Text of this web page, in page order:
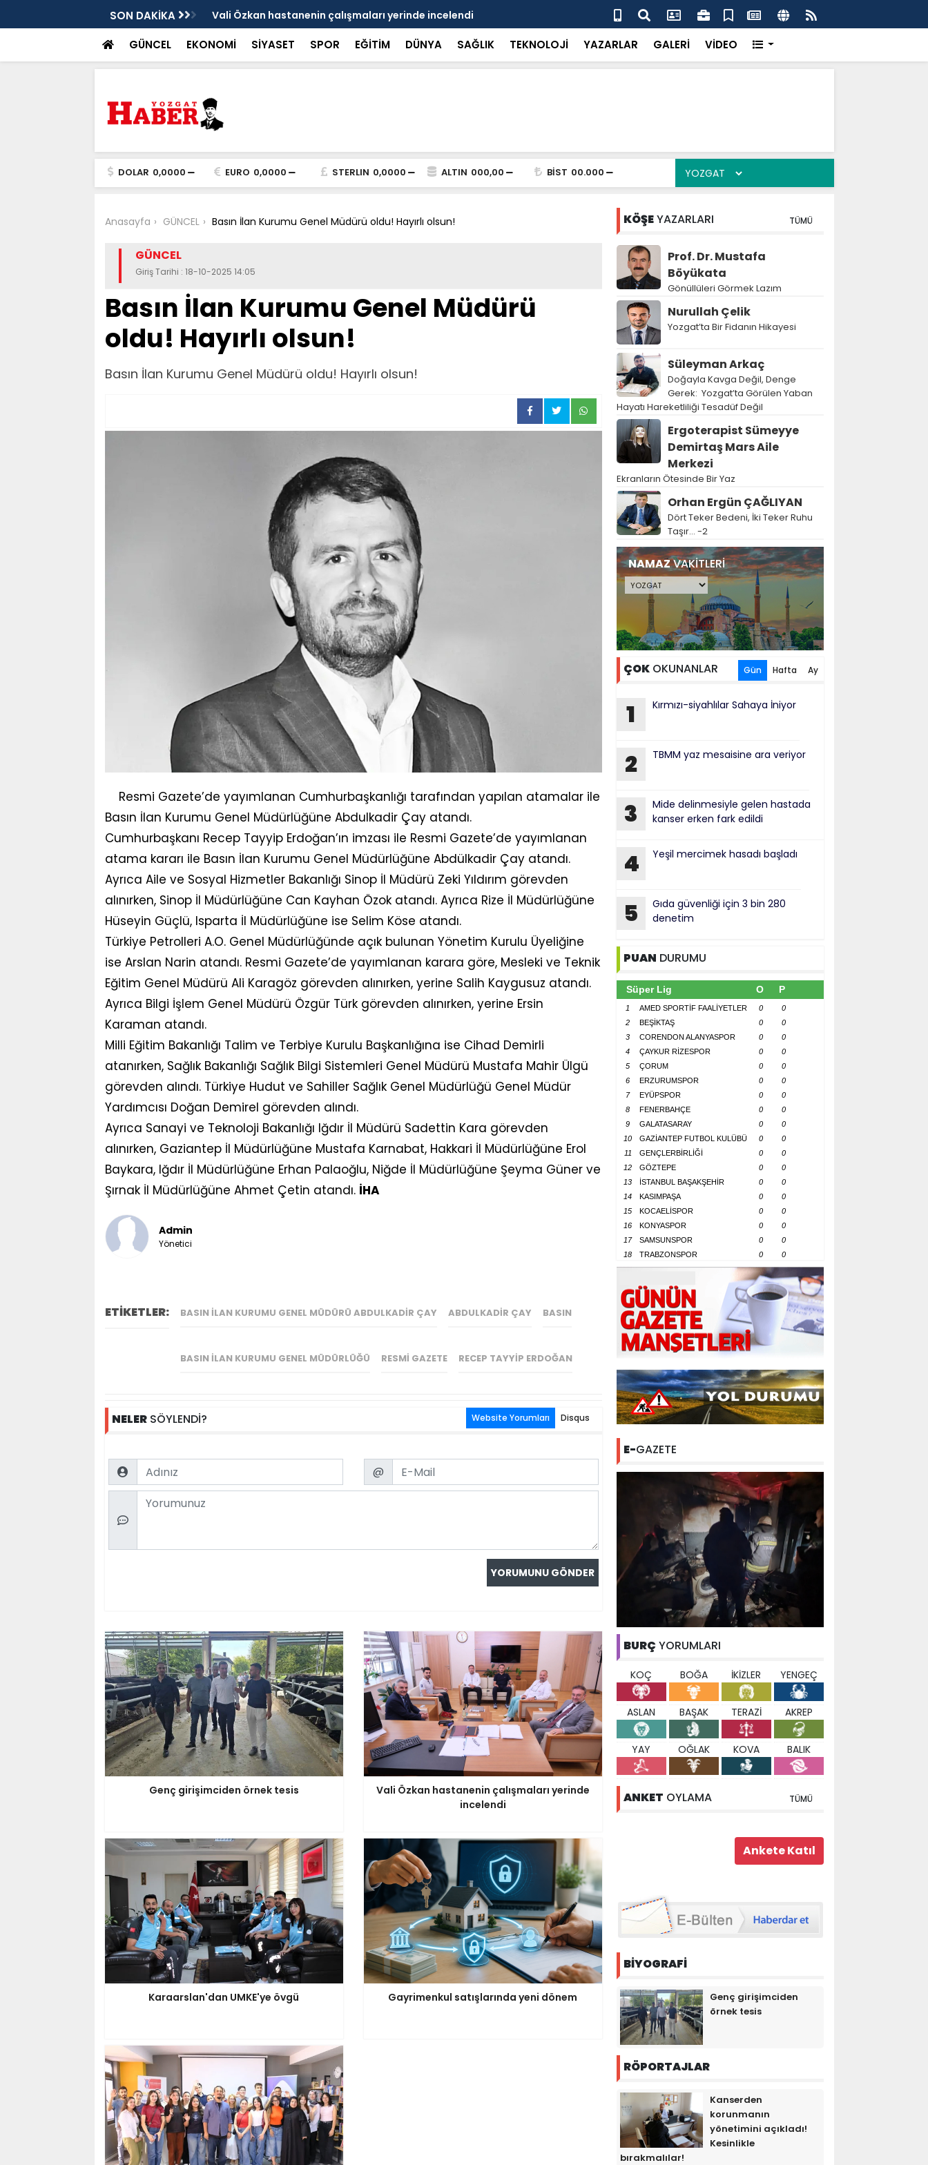
SON DAKİKA Vali Özkan hastanenin çalışmaları yerinde incelendi Karaarslan'dan UMKE'ye övgü
GÜNCEL EKONOMİ SİYASET SPOR EĞİTİM DÜNYA SAĞLIK TEKNOLOJİ YAZARLAR GALERİ VİDEO
DOLAR 0,0000 EURO 0,0000 STERLIN 0,0000 ALTIN 000,00 BİST 00.000
Anasayfa GÜNCEL Basın İlan Kurumu Genel Müdürü oldu! Hayırlı olsun!
GÜNCEL
Giriş Tarihi : 18-10-2025 14:05
Basın İlan Kurumu Genel Müdürü
oldu! Hayırlı olsun!
Basın İlan Kurumu Genel Müdürü oldu! Hayırlı olsun!
Resmi Gazete’de yayımlanan Cumhurbaşkanlığı tarafından yapılan atamalar ile
Basın İlan Kurumu Genel Müdürlüğüne Abdulkadir Çay atandı.
Cumhurbaşkanı Recep Tayyip Erdoğan’ın imzası ile Resmi Gazete’de yayımlanan
atama kararı ile Basın İlan Kurumu Genel Müdürlüğüne Abdülkadir Çay atandı.
Ayrıca Aile ve Sosyal Hizmetler Bakanlığı Sinop İl Müdürü Zeki Yıldırım görevden
alınırken, Sinop İl Müdürlüğüne Can Kayhan Özok atandı. Ayrıca Rize İl Müdürlüğüne
Hüseyin Güçlü, Isparta İl Müdürlüğüne ise Selim Köse atandı.
Türkiye Petrolleri A.O. Genel Müdürlüğünde açık bulunan Yönetim Kurulu Üyeliğine
ise Arslan Narin atandı. Resmi Gazete’de yayımlanan karara göre, Mesleki ve Teknik
Eğitim Genel Müdürü Ali Karagöz görevden alınırken, yerine Salih Kaygusuz atandı.
Ayrıca Bilgi İşlem Genel Müdürü Özgür Türk görevden alınırken, yerine Ersin
Karaman atandı.
Milli Eğitim Bakanlığı Talim ve Terbiye Kurulu Başkanlığına ise Cihad Demirli
atanırken, Sağlık Bakanlığı Sağlık Bilgi Sistemleri Genel Müdürü Mustafa Mahir Ülgü
görevden alındı. Türkiye Hudut ve Sahiller Sağlık Genel Müdürlüğü Genel Müdür
Yardımcısı Doğan Demirel görevden alındı.
Ayrıca Sanayi ve Teknoloji Bakanlığı Iğdır İl Müdürü Sadettin Kara görevden
alınırken, Gaziantep İl Müdürlüğüne Mustafa Karnabat, Hakkari İl Müdürlüğüne Erol
Baykara, Iğdır İl Müdürlüğüne Erhan Palaoğlu, Niğde İl Müdürlüğüne Şeyma Güner ve
Şırnak İl Müdürlüğüne Ahmet Çetin atandı. İHA
Admin
Yönetici
ETİKETLER: BASIN İLAN KURUMU GENEL MÜDÜRÜ ABDULKADIR ÇAY ABDULKADIR ÇAY BASIN
BASIN İLAN KURUMU GENEL MÜDÜRLÜĞÜ RESMI GAZETE RECEP TAYYIP ERDOĞAN
NELERSÖYLENDİ? Website Yorumları Disqus
Name Email
@
Comment
Genç girişimciden örnek tesis
Vali Özkan hastanenin çalışmaları yerinde
incelendi
Karaarslan'dan UMKE'ye övgü Gayrimenkul satışlarında yeni dönem
KÖŞEYAZARLARI TÜMÜ
Prof. Dr. Mustafa
Böyükata
Gönüllüleri Görmek Lazım
Nurullah Çelik
Yozgat’ta Bir Fidanın Hikayesi
Süleyman Arkaç
Doğayla Kavga Değil, Denge
Gerek: Yozgat’ta Görülen Yaban
Hayatı Hareketliliği Tesadüf Değil
Ergoterapist Sümeyye
Demirtaş Mars Aile
Merkezi
Ekranların Ötesinde Bir Yaz
Orhan Ergün ÇAĞLIYAN
Dört Teker Bedeni, İki Teker Ruhu
Taşır… -2
NAMAZVAKİTLERİ
ÇOKOKUNANLAR Gün Hafta Ay
1 Kırmızı-siyahlılar Sahaya İniyor
2 TBMM yaz mesaisine ara veriyor
3
Mide delinmesiyle gelen hastada
kanser erken fark edildi
4 Yeşil mercimek hasadı başladı
5
Gıda güvenliği için 3 bin 280
denetim
PUAN DURUMU
Süper Lig O P
1 AMED SPORTİF FAALİYETLER 0
0
2
BEŞİKTAŞ 0
0
3
CORENDON ALANYASPOR 0
0
4
ÇAYKUR RİZESPOR 0
0
5
ÇORUM 0
0
6
ERZURUMSPOR 0
0
7
EYÜPSPOR 0
0
8
FENERBAHÇE 0
0
9
GALATASARAY 0
0
10
GAZİANTEP FUTBOL KULÜBÜ 0
0
11
GENÇLERBİRLİĞİ 0
0
12
GÖZTEPE 0
0
13
İSTANBUL BAŞAKŞEHİR 0
0
14
KASIMPAŞA 0
0
15
KOCAELİSPOR 0
0
16
KONYASPOR 0
0
17
SAMSUNSPOR 0
0
18
TRABZONSPOR 0 0
E-GAZETE
BURÇ YORUMLARI
KOÇ BOĞA İKİZLER YENGEÇ
ASLAN BAŞAK TERAZİ AKREP
YAY OĞLAK KOVA BALIK
ANKET OYLAMA TÜMÜ
BİYOGRAFİ
Genç girişimciden
örnek tesis
RÖPORTAJLAR
Kanserden
korunmanın
yönetimini açıkladı!
Kesinlikle
bırakmalılar!